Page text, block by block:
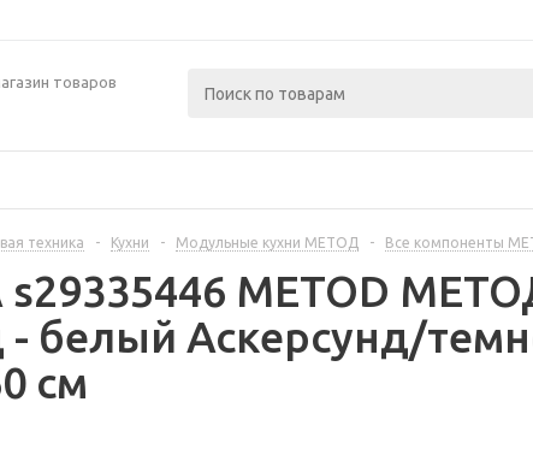
товаров
техника - Кухни - Модульные кухни МЕТОД - Все компоненты
s29335446 METOD
- белый Аскерсунд/
см